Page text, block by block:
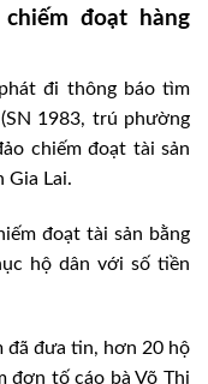
đoạt hàng
đi thông báo tìm
1983, trú phường
chiếm đoạt tài sản
Gia Lai.
đoạt tài sản bằng
hộ dân với số tiền
đã đưa tin, hơn 20 hộ
đơn tố cáo bà Võ Thị